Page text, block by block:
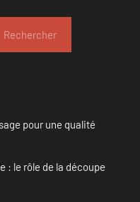
Rechercher
pour une qualité
: le rôle de la découpe